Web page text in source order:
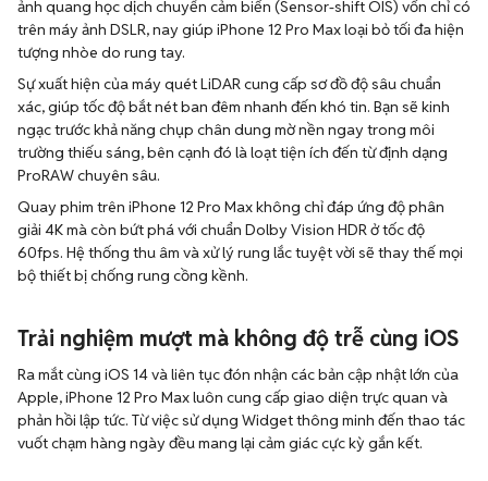
trên máy ảnh DSLR, nay giúp iPhone 12 Pro Max loại bỏ tối đa hiện
tượng nhòe do rung tay.
Sự xuất hiện của máy quét LiDAR cung cấp sơ đồ độ sâu chuẩn
xác, giúp tốc độ bắt nét ban đêm nhanh đến khó tin. Bạn sẽ kinh
ngạc trước khả năng chụp chân dung mờ nền ngay trong môi
trường thiếu sáng, bên cạnh đó là loạt tiện ích đến từ định dạng
ProRAW chuyên sâu.
Quay phim trên iPhone 12 Pro Max không chỉ đáp ứng độ phân
giải 4K mà còn bứt phá với chuẩn Dolby Vision HDR ở tốc độ
60fps. Hệ thống thu âm và xử lý rung lắc tuyệt vời sẽ thay thế mọi
bộ thiết bị chống rung cồng kềnh.
Trải nghiệm mượt mà không độ trễ cùng iOS
Ra mắt cùng iOS 14 và liên tục đón nhận các bản cập nhật lớn của
Apple, iPhone 12 Pro Max luôn cung cấp giao diện trực quan và
phản hồi lập tức. Từ việc sử dụng Widget thông minh đến thao tác
vuốt chạm hàng ngày đều mang lại cảm giác cực kỳ gắn kết.